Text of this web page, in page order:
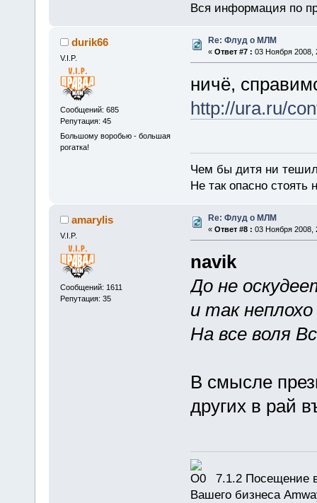
Вся информация по
durik66
V.I.P.
Сообщений: 685
Репутация: 45
Большому воробью - большая
рогатка!
Re: Флуд о МЛМ
« Ответ #7 : 03 Ноября 2008,
ничё,
http://ura.ru/
Чем бы дитя ни
Не так опасно стоять
amarylis
V.I.P.
Сообщений: 1611
Репутация: 35
Re: Флуд о МЛМ
« Ответ #8 : 03 Ноября 2008,
navik
До не
и так
На все воля
В смысле
других в рай
7.1.2 Посещение
Вашего бизнеса